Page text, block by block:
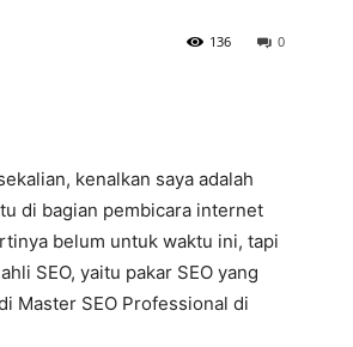
0
136
kenalkan saya adalah
di bagian pembicara internet
belum untuk waktu ini, tapi
SEO, yaitu pakar SEO yang
Master SEO Professional di